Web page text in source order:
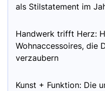
als Stilstatement im
Handwerk trifft Herz:
Wohnaccessoires, die
verzaubern
Kunst + Funktion: Die